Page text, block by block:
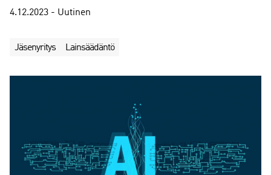
4.12.2023 - Uutinen
Jäsenyritys Lainsäädäntö